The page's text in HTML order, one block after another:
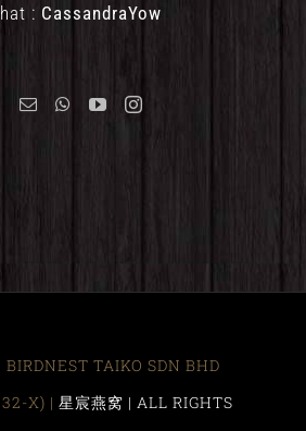
: CassandraYow
TAIKO SDN BHD
X) | 星宸燕窝 | ALL RIGHTS